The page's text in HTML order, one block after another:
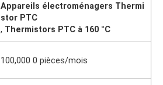
Appareils électroménagers Thermi
stor PTC
, Thermistors PTC à 160 °C
100,000 0 pièces/mois